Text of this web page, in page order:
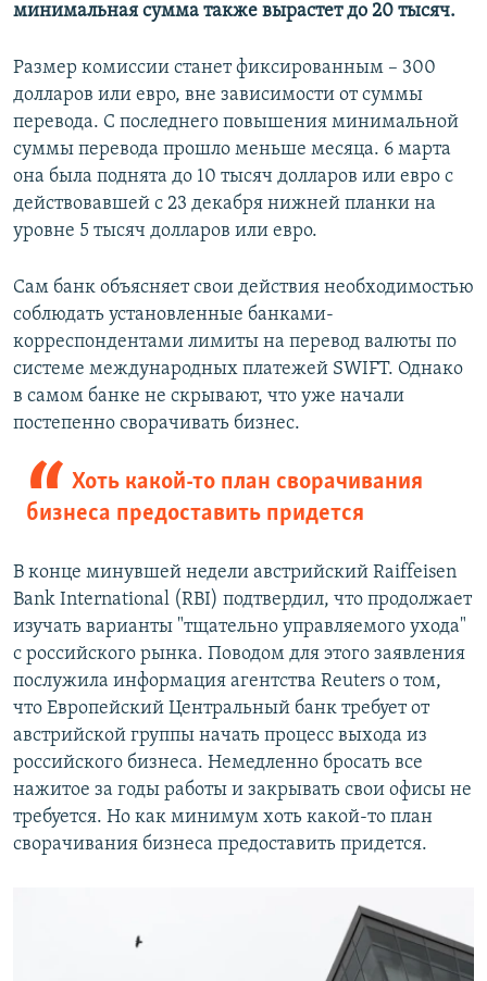
минимальная сумма также вырастет до 20 тысяч.
Размер комиссии станет фиксированным – 300
долларов или евро, вне зависимости от суммы
перевода. С последнего повышения минимальной
суммы перевода прошло меньше месяца. 6 марта
она была поднята до 10 тысяч долларов или евро с
действовавшей с 23 декабря нижней планки на
уровне 5 тысяч долларов или евро.
Сам банк объясняет свои действия необходимостью
соблюдать установленные банками-
корреспондентами лимиты на перевод валюты по
системе международных платежей SWIFT. Однако
в самом банке не скрывают, что уже начали
постепенно сворачивать бизнес.
Хоть какой-то план сворачивания
бизнеса предоставить придется
В конце минувшей недели австрийский Raiffeisen
Bank International (RBI) подтвердил, что продолжает
изучать варианты "тщательно управляемого ухода"
с российского рынка. Поводом для этого заявления
послужила информация агентства Reuters о том,
что Европейский Центральный банк требует от
австрийской группы начать процесс выхода из
российского бизнеса. Немедленно бросать все
нажитое за годы работы и закрывать свои офисы не
требуется. Но как минимум хоть какой-то план
сворачивания бизнеса предоставить придется.